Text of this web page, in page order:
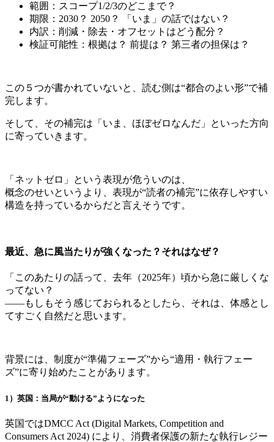
範囲：スコープ1/2/3のどこまで？
期限：2030？ 2050？ 「いま」の話ではない？
内訳：削減・除去・オフセットはどう配分？
検証可能性：根拠は？ 前提は？ 第三者の担保は？
この５つが書かれていないと、読む側は“都合のよい形”で補
完します。
そして、その補完は「いま、ほぼゼロなんだ」といった方向
に寄っていきます。
「ネットゼロ」という表現が危ういのは、
概念のせいというより、表現が“読者の補完”に依存しやすい
構造を持っているからだと言えそうです。
最近、急に風当たりが強くなった？それはなぜ？
「このあたりの話って、去年（2025年）頃から急に厳しくな
ってない？
——もしもそう感じておられるとしたら、それは、体感とし
てすごく自然だと思います。
背景には、制度が“準備フェーズ”から“適用・執行フェー
ズ”に寄り始めたことがあります。
1）英国：当局が“動ける”ようになった
英国ではDMCC Act (Digital Markets, Competition and
Consumers Act 2024) により、消費者保護の新たな執行レジー